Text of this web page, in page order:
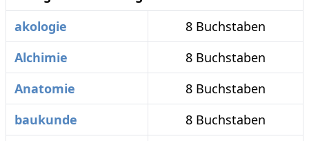
akologie
8 Buchstaben
Alchimie
8 Buchstaben
Anatomie
8 Buchstaben
baukunde
8 Buchstaben